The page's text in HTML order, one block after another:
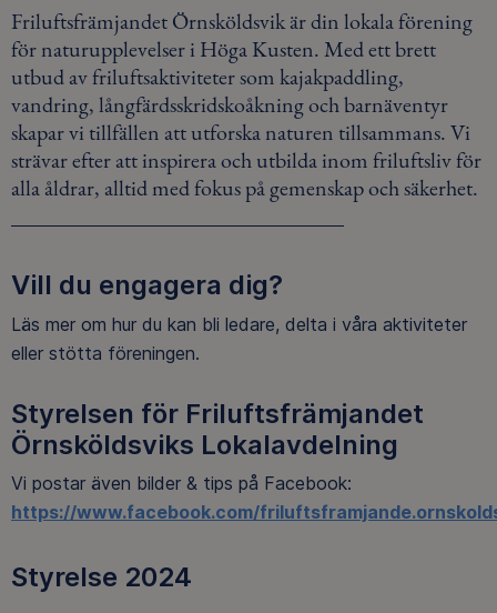
Friluftsfrämjandet Örnsköldsvik är din lokala förening
för naturupplevelser i Höga Kusten. Med ett brett
utbud av friluftsaktiviteter som kajakpaddling,
vandring, långfärdsskridskoåkning och barnäventyr
skapar vi tillfällen att utforska naturen tillsammans. Vi
strävar efter att inspirera och utbilda inom friluftsliv för
alla åldrar, alltid med fokus på gemenskap och säkerhet.
Vill du engagera dig?
Läs mer om hur du kan bli ledare, delta i våra aktiviteter
eller stötta föreningen.
Styrelsen för Friluftsfrämjandet
Örnsköldsviks Lokalavdelning
Vi postar även bilder & tips på Facebook:
https://www.facebook.com/
Styrelse 2024